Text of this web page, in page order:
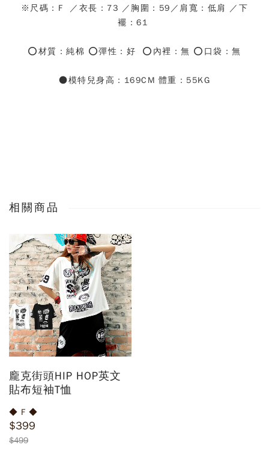
※尺碼：F ／衣長：73 ／胸圍：59／肩寬：低肩 ／下
襬：61
⭕材質：純棉 ⭕彈性：好 ⭕內裡：無 ⭕口袋：無
●模特兒身高：169CM 體重：55KG
相關商品
龐克街頭HIP HOP英文
貼布短袖T恤
◆ F ◆
$399
$499